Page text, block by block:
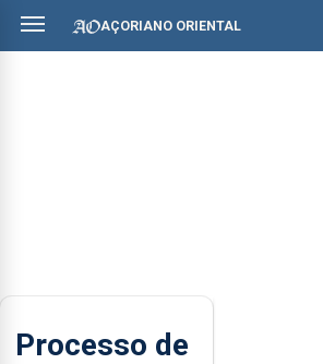
AÇORIANO ORIENTAL
Processo de